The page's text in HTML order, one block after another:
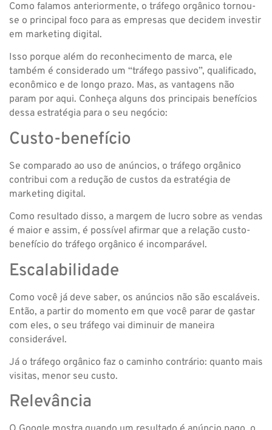
Como falamos anteriormente, o tráfego orgânico tornou-
se o principal foco para as empresas que decidem investir
em marketing digital.
Isso porque além do reconhecimento de marca, ele
também é considerado um “tráfego passivo”, qualificado,
econômico e de longo prazo. Mas, as vantagens não
param por aqui. Conheça alguns dos principais benefícios
dessa estratégia para o seu negócio:
Custo-benefício
Se comparado ao uso de anúncios, o tráfego orgânico
contribui com a redução de custos da estratégia de
marketing digital.
Como resultado disso, a margem de lucro sobre as vendas
é maior e assim, é possível afirmar que a relação custo-
benefício do tráfego orgânico é incomparável.
Escalabilidade
Como você já deve saber, os anúncios não são escaláveis.
Então, a partir do momento em que você parar de gastar
com eles, o seu tráfego vai diminuir de maneira
considerável.
Já o tráfego orgânico faz o caminho contrário: quanto mais
visitas, menor seu custo.
Relevância